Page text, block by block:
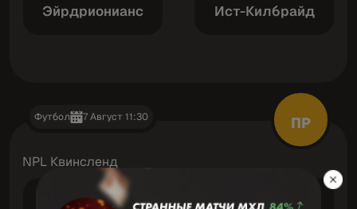
Эйрдрионианс Ист-Килбрайд
Футбол 7 Август 11:30 ПР
NPL Квинсленд